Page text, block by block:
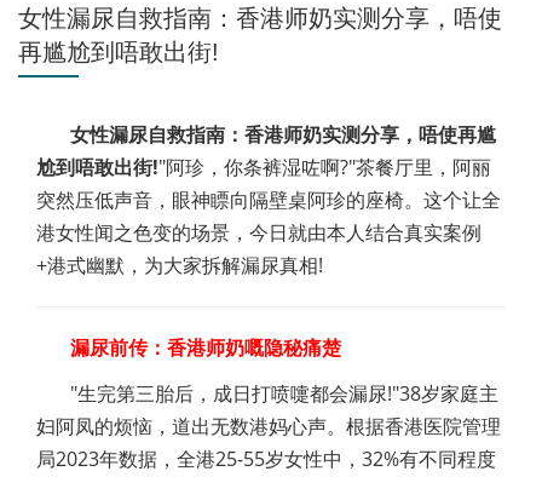
女性漏尿自救指南：香港师奶实测分享，唔使
再尴尬到唔敢出街!
女性漏尿自救指南：香港师奶实测分享，唔使再尴
尬到唔敢出街!"阿珍，你条裤湿咗啊?"茶餐厅里，阿丽
突然压低声音，眼神瞟向隔壁桌阿珍的座椅。这个让全
港女性闻之色变的场景，今日就由本人结合真实案例
+港式幽默，为大家拆解漏尿真相!
漏尿前传：香港师奶嘅隐秘痛楚
"生完第三胎后，成日打喷嚏都会漏尿!"38岁家庭主
妇阿凤的烦恼，道出无数港妈心声。根据香港医院管理
局2023年数据，全港25-55岁女性中，32%有不同程度